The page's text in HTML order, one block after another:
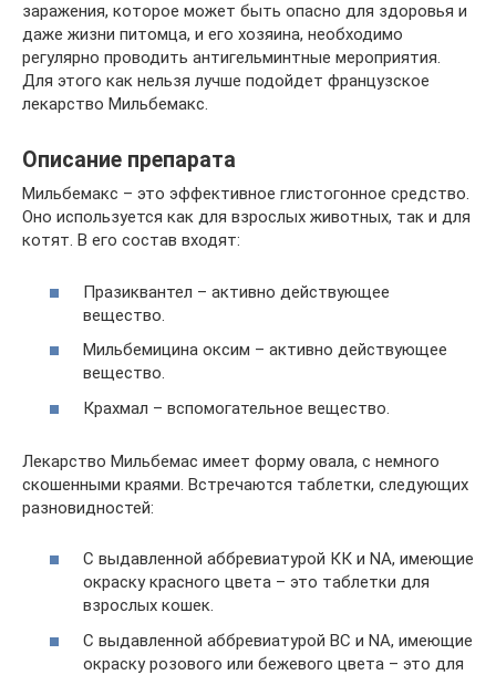
заражения, которое может быть опасно для здоровья и
даже жизни питомца, и его хозяина, необходимо
регулярно проводить антигельминтные мероприятия.
Для этого как нельзя лучше подойдет французское
лекарство Мильбемакс.
Описание препарата
Мильбемакс – это эффективное глистогонное средство.
Оно используется как для взрослых животных, так и для
котят. В его состав входят:
Празиквантел – активно действующее
вещество.
Мильбемицина оксим – активно действующее
вещество.
Крахмал – вспомогательное вещество.
Лекарство Мильбемас имеет форму овала, с немного
скошенными краями. Встречаются таблетки, следующих
разновидностей:
С выдавленной аббревиатурой КК и NA, имеющие
окраску красного цвета – это таблетки для
взрослых кошек.
С выдавленной аббревиатурой BC и NA, имеющие
окраску розового или бежевого цвета – это для